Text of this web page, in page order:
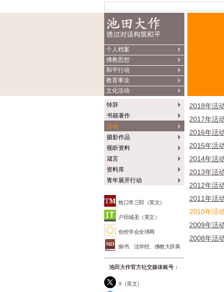
个人档案
佛教思想
和平行动
教育事业
文化活动
悼辞
书籍著作
活动
摄影作品
视听资料
箴言
资料库
青年展开行动
牧口常三郎（英文）
户田城圣（英文）
创价学会全球网
御书、法华经、佛教大辞典
池田大作官方社交媒体账号：
X（英文）
2018年活
2017年活
2016年活
2015年活
2014年活
2013年活
2012年活
2011年活
2010年活
2009年活
2008年活